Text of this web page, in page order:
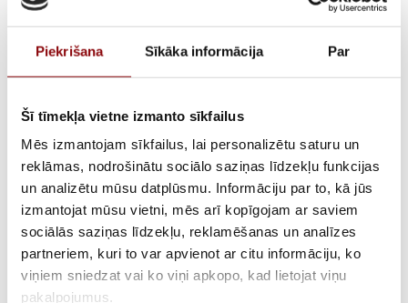
Piekrišana Sīkāka informācija Par
Šī tīmekļa vietne izmanto sīkfailus
Mēs izmantojam sīkfailus, lai personalizētu saturu un
reklāmas, nodrošinātu sociālo saziņas līdzekļu funkcijas
un analizētu mūsu datplūsmu. Informāciju par to, kā jūs
izmantojat mūsu vietni, mēs arī kopīgojam ar saviem
sociālās saziņas līdzekļu, reklamēšanas un analīzes
partneriem, kuri to var apvienot ar citu informāciju, ko
viņiem sniedzat vai ko viņi apkopo, kad lietojat viņu
pakalpojumus.
SIRCO M1 3X16A
TOGGLE
€8,13
Incl. VAT
AVAILABILITY Available on backorder
SKU 2822053000